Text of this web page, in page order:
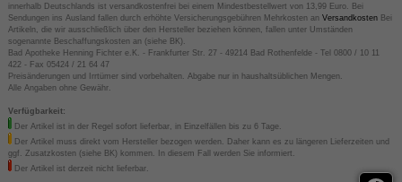
innerhalb Deutschlands ist versandkostenfrei bei einem Mindestbestellwert von 13,99 Euro. Bei
Sendungen ins Ausland fallen durch erhöhte Versicherungsgebühren Mehrkosten an VersandkostenBei
Artikeln, die wir ausschließlich über den Hersteller beziehen können, fallen unter Umständen
sogenannte Beschaffungskosten an (siehe BK).
Bad Apotheke Henning Fichter e.K. - Frankfurter Str. 27 - 49214 Bad Rothenfelde - Tel 0800 / 10 11
422 - Fax 05424 / 21 64 47
Preisänderungen und Irrtümer sind vorbehalten. Abgabe nur in haushaltsüblichen Mengen.
Alle Angaben ohne Gewähr.
Verfügbarkeit:
Der Artikel ist in der Regel sofort lieferbar, in Einzelfällen bis zu 6 Tage.
Der Artikel muss direkt vom Hersteller bezogen werden. Daher kann es zu längeren Lieferzeiten und
ggf. Zusatzkosten (siehe BK) kommen. In diesem Fall werden Sie informiert.
Der Artikel ist derzeit nicht lieferbar.